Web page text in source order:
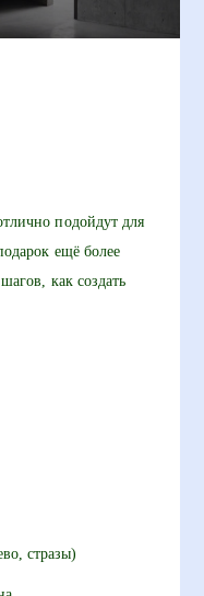
подойдут для
ещё более
как создать
стразы)